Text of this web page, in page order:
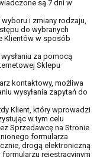
są 7 dni w
i zmiany rodzaju,
do wybranych
Klientów w sposób
za pomocą
Sklepu
kontaktowy, możliwa
wysyłania zapytań do
Klient, który wprowadzi
w tym celu
Sprzedawcę na Stronie
formularza
drogą elektroniczną
rejestracyjnym